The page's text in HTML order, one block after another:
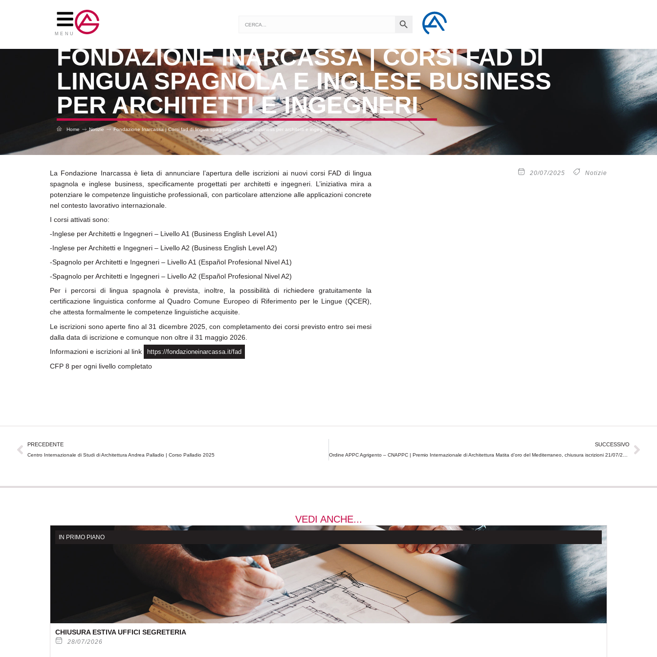
MENU
for:
SEARCH BUTTON
FONDAZIONE INARCASSA | CORSI FAD DI
LINGUA SPAGNOLA E INGLESE BUSINESS
PER ARCHITETTI E INGEGNERI
Home Notizie Fondazione Inarcassa | Corsi fad di lingua spagnola e inglese business per architetti e ingegneri
La Fondazione Inarcassa è lieta di annunciare l’apertura delle iscrizioni ai nuovi corsi FAD di lingua
spagnola e inglese business, specificamente progettati per architetti e ingegneri. L’iniziativa mira a
potenziare le competenze linguistiche professionali, con particolare attenzione alle applicazioni concrete
nel contesto lavorativo internazionale.
I corsi attivati sono:
-Inglese per Architetti e Ingegneri – Livello A1 (Business English Level A1)
-Inglese per Architetti e Ingegneri – Livello A2 (Business English Level A2)
-Spagnolo per Architetti e Ingegneri – Livello A1 (Español Profesional Nivel A1)
-Spagnolo per Architetti e Ingegneri – Livello A2 (Español Profesional Nivel A2)
Per i percorsi di lingua spagnola è prevista, inoltre, la possibilità di richiedere gratuitamente la
certificazione linguistica conforme al Quadro Comune Europeo di Riferimento per le Lingue (QCER),
che attesta formalmente le competenze linguistiche acquisite.
Le iscrizioni sono aperte fino al 31 dicembre 2025, con completamento dei corsi previsto entro sei mesi
dalla data di iscrizione e comunque non oltre il 31 maggio 2026.
Informazioni e iscrizioni al link
https://fondazioneinarcassa.it/fad
CFP 8 per ogni livello completato
20/07/2025 Notizie
Precedente
PRECEDENTE
Centro Internazionale di Studi di Architettura Andrea Palladio | Corso Palladio 2025
SUCCESSIVO
VEDI ANCHE...
IN PRIMO PIANO
CHIUSURA ESTIVA UFFICI SEGRETERIA
28/07/2026